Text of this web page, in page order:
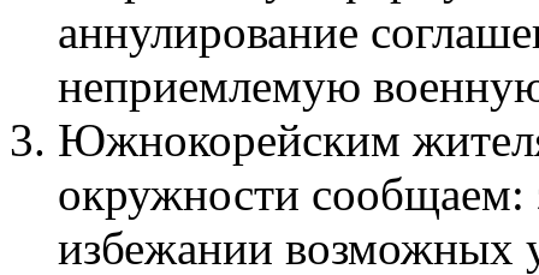
аннулирование
неприемлемую
Южнокорейским
окружности сообщаем:
избежании возможных